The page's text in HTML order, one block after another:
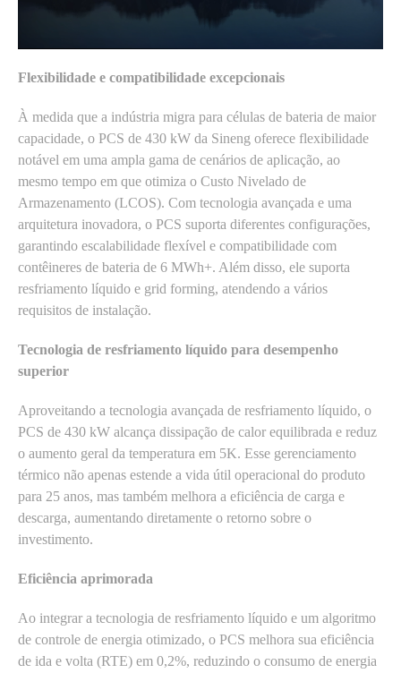
Flexibilidade e compatibilidade excepcionais
À medida que a indústria migra para células de bateria de maior
capacidade, o PCS de 430 kW da Sineng oferece flexibilidade
notável em uma ampla gama de cenários de aplicação, ao
mesmo tempo em que otimiza o Custo Nivelado de
Armazenamento (LCOS). Com tecnologia avançada e uma
arquitetura inovadora, o PCS suporta diferentes configurações,
garantindo escalabilidade flexível e compatibilidade com
contêineres de bateria de 6 MWh+. Além disso, ele suporta
resfriamento líquido e grid forming, atendendo a vários
requisitos de instalação.
Tecnologia de resfriamento líquido para desempenho
superior
Aproveitando a tecnologia avançada de resfriamento líquido, o
PCS de 430 kW alcança dissipação de calor equilibrada e reduz
o aumento geral da temperatura em 5K. Esse gerenciamento
térmico não apenas estende a vida útil operacional do produto
para 25 anos, mas também melhora a eficiência de carga e
descarga, aumentando diretamente o retorno sobre o
investimento.
Eficiência aprimorada
Ao integrar a tecnologia de resfriamento líquido e um algoritmo
de controle de energia otimizado, o PCS melhora sua eficiência
de ida e volta (RTE) em 0,2%, reduzindo o consumo de energia